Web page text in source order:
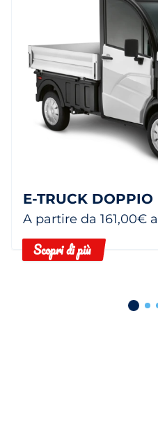
E-TRUCK
A partire da 161,00€
Scopri di più